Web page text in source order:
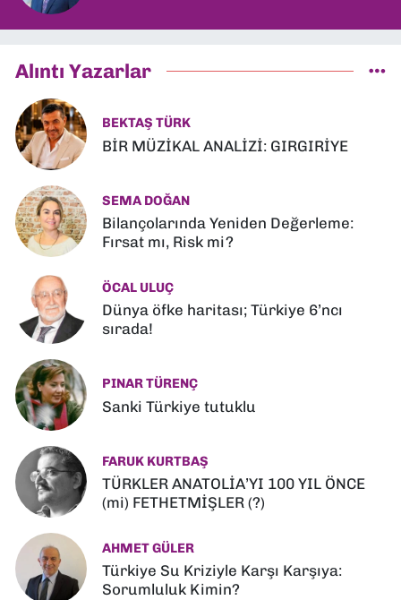
Alıntı Yazarlar
BEKTAŞ TÜRK
BİR MÜZİKAL ANALİZİ: GIRGIRİYE
SEMA DOĞAN
Bilançolarında Yeniden Değerleme:
Fırsat mı, Risk mi?
ÖCAL ULUÇ
Dünya öfke haritası; Türkiye 6’ncı
sırada!
PINAR TÜRENÇ
Sanki Türkiye tutuklu
FARUK KURTBAŞ
TÜRKLER ANATOLİA’YI 100 YIL ÖNCE
(mi) FETHETMİŞLER (?)
AHMET GÜLER
Türkiye Su Kriziyle Karşı Karşıya:
Sorumluluk Kimin?